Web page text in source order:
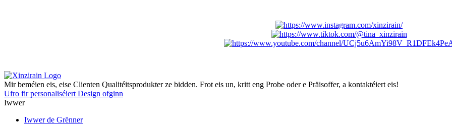
Mir beméien eis, eise Clienten Qualitéitsprodukter ze bidden. Frot eis un, kritt eng Probe oder e Präisoffer, a kontaktéiert eis!
Ufro fir personaliséiert Design ofginn
Iwwer
Iwwer de Grënner